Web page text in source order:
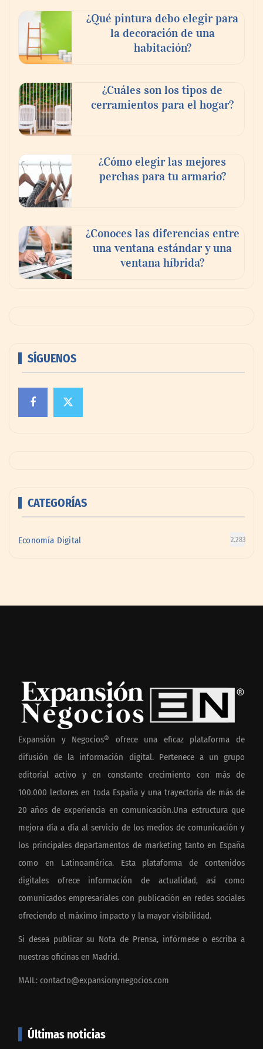
¿Qué pintura debo elegir para
la decoración de una
habitación?
¿Cuáles son los tipos de
cerramientos para el hogar?
¿Cómo elegir las mejores
perchas para tu armario?
¿Conoces las diferencias entre
una ventana estándar y una
ventana híbrida?
SÍGUENOS
CATEGORÍAS
Economía Digital 2.283
Expansión y Negocios® ofrece una eficaz plataforma de
difusión de la información digital. Pertenece a un grupo
editorial activo y en constante crecimiento con más de
100.000 lectores en toda España y una trayectoria de más de
20 años de experiencia en comunicación.Una estructura que
mejora día a día al servicio de los medios de comunicación y
los principales departamentos de marketing tanto en España
como en Latinoamérica. Esta plataforma de contenidos
digitales ofrece información de actualidad, así como
comunicados empresariales con publicación en redes sociales
ofreciendo el máximo impacto y la mayor visibilidad.
Si desea publicar su Nota de Prensa, infórmese o escriba a
nuestras oficinas en Madrid.
MAIL: contacto@expansionynegocios.com
Últimas noticias